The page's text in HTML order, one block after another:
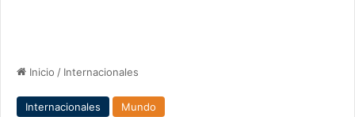
Inicio / Internacionales
Internacionales Mundo